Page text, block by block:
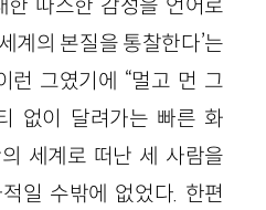
따스한 감성을 언어로
계의 본질을 통찰한다’는
런 그였기에 “멀고 먼 그
없이 달려가는 빠른 화
세계로 떠난 세 사람을
일 수밖에 없었다. 한편